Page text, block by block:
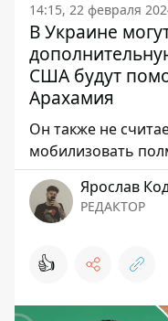
14:15, 22 февраля
В Украине
США будут
Арахамия
Он также не
мобилизовать
Ярослав
РЕДАКТОР
👍